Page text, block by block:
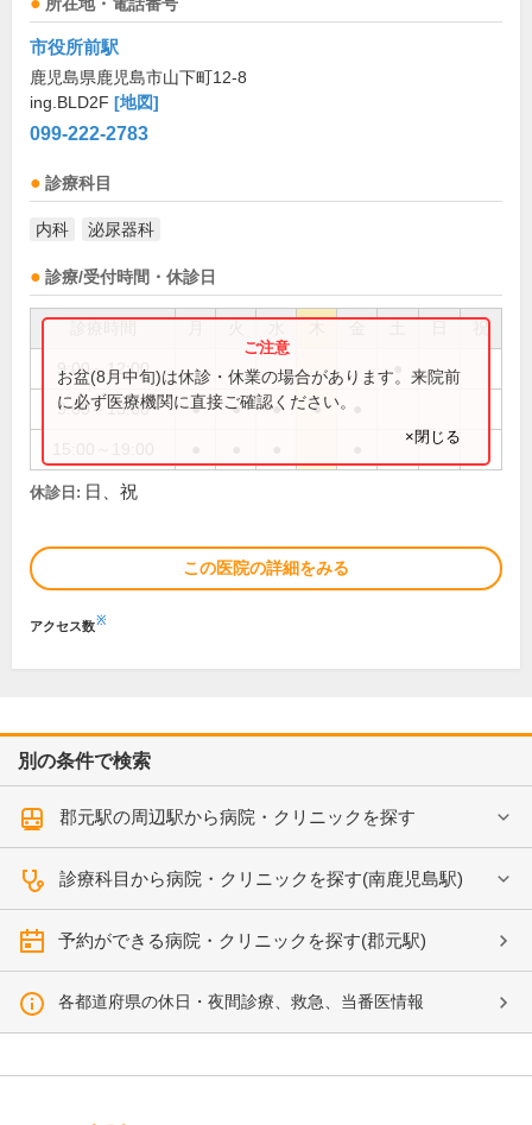
所在地・電話番号
市役所前駅
鹿児島県鹿児島市山下町12-8
ing.BLD2F [地図]
099-222-2783
診療科目
内科 泌尿器科
診療/受付時間・休診日
祝
9:00～12:00
9:00～13:00 ● ● ● ●
お盆(8月中旬)は休診・休業の場合があります。来院前
に必ず医療機関に直接ご確認ください。
×閉じる
休診日: 日、祝
この医院の詳細をみる
アクセス数※
別の条件で検索
郡元駅の周辺駅から病院・クリニックを探す
診療科目から病院・クリニックを探す(南鹿児島駅)
予約ができる病院・クリニックを探す(郡元駅)
各都道府県の休日・夜間診療、救急、当番医情報